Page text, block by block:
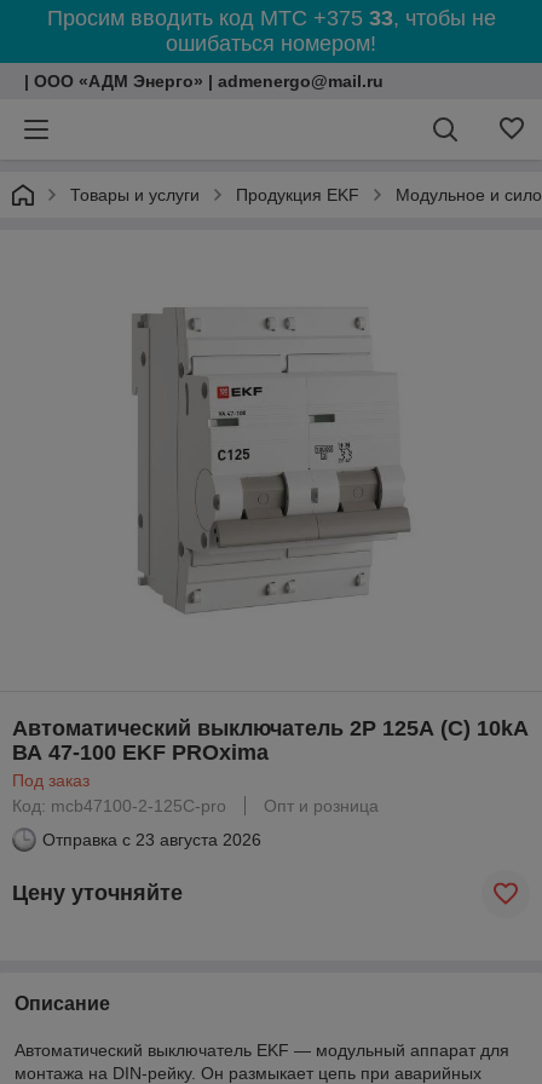
Просим вводить код МТС +375 33, чтобы не
ошибаться номером!
| ООО «АДМ Энерго» | admenergo@mail.ru
Товары и услуги Продукция EKF Модульное и
Автоматический выключатель 2P 125А (C) 10kA
ВА 47-100 EKF PROxima
Под заказ
Код: mcb47100-2-125C-pro
Опт и розница
Отправка с 23 августа 2026
Цену уточняйте
Описание
Автоматический выключатель EKF — модульный аппарат для
монтажа на DIN-рейку. Он размыкает цепь при аварийных